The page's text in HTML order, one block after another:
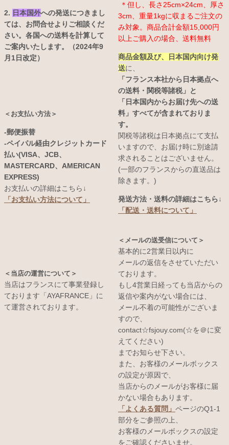
2. 日本国外への発送につきまし
ては、お問合せよりご相談くだ
さい。各国への送料を計算して
ご案内いたします。（2024年9
月1日改定）
＜お支払い方法＞
-郵便振替
-ペイパル経由クレジットカード
払い(VISA、JCB、
MASTERCARD、AMERICAN
EXPRESS)
お支払いの詳細はこちら↓
「お支払い方法について」
＜当店の運営について＞
当店はフランスにて事業登録し
ております「AYAFRANCE」に
て運営されております。
＊但し、長さ25cm×24cm、厚さ
3cm、重量1kgに収まるご注文の
み対象。商品合計金額15,000円
以上ご購入の場合、送料無料
商品金額及び、日本国内向け発
送に、
「フランス本社から日本拠点へ
の送料・関税等諸税」と
「日本国内からお届け先への送
料」すべてが含まれておりま
す。
関税等諸税は日本拠点にて支払
いますので、お届け時に別途請
求されることはございません。
(一部のフランスからの直送品は
除きます。)
発送方法・送料の詳細はこちら↓
「配送・送料について」
＜メールの送受信について＞
基本的に2営業日以内に
メールの返信をさせていただい
ております。
もし4営業日経っても当店からの
返信や案内がない場合には、
メール不着の可能性がございま
すので、
contact☆fsjouy.com(☆を＠に変
えてください)
までお知らせ下さい。
また、お客様のメールボックス
の設定が原因で、
当店からのメールがお客様に届
かない場合もあります。
「よくある質問」 ページのQ1-1
部分をご参照の上、
お客様のメールボックスの設定
をご確認くださいませ。